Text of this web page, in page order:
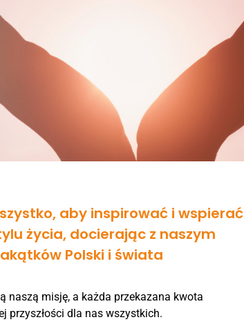
aby inspirować i wspierać
życia, docierając z naszym
Polski i świata
naszą misję, a każda przekazana kwota
przyszłości dla nas wszystkich.